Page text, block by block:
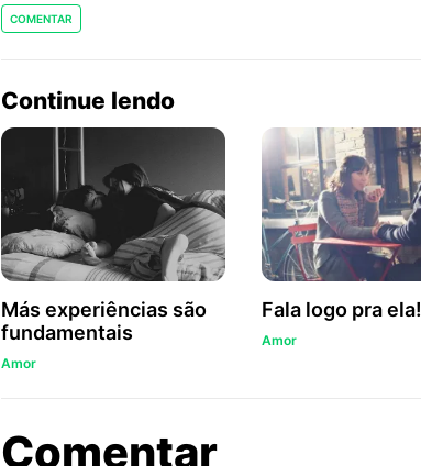
COMENTAR
Continue lendo
Más experiências são
fundamentais
Amor
Fala logo pra ela!
Amor
Comentarsobre